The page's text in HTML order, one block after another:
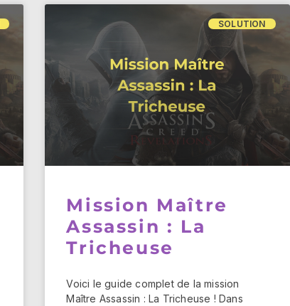
SOLUTION
Mission Maître
Assassin : La
Tricheuse
Voici le guide complet de la mission
Maître Assassin : La Tricheuse ! Dans